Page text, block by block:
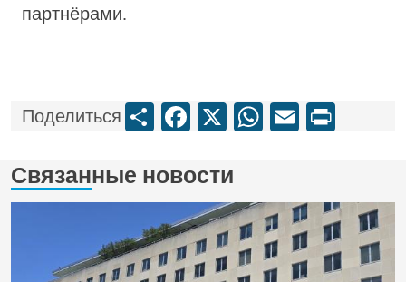
партнёрами.
ПоделитьсяShareFacebook
X WhatsApp
Email
Print
Связанные новости